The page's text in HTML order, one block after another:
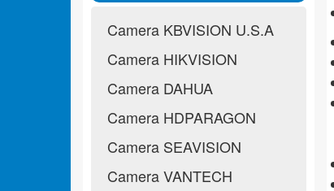
Camera KBVISION U.S.A
Camera HIKVISION
Camera DAHUA
Camera HDPARAGON
Camera SEAVISION
Camera VANTECH